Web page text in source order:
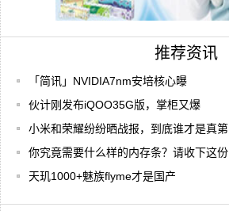
推荐资讯
「简讯」NVIDIA7nm安培核心曝
伙计刚发布iQOO35G版，掌柜又爆
小米和荣耀纷纷晒战报，到底谁才是真第
你究竟需要什么样的内存条？请收下这份
天玑1000+魅族flyme才是国产